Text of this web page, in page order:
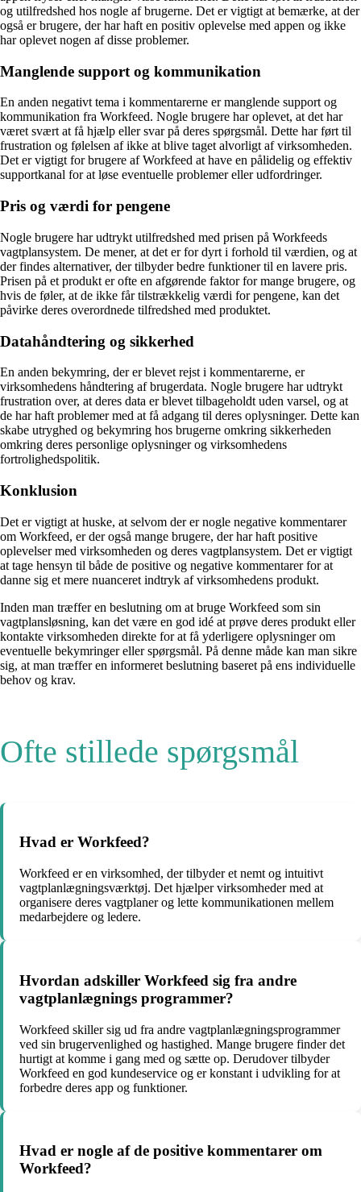
og utilfredshed hos nogle af brugerne. Det er vigtigt at bemærke, at der
også er brugere, der har haft en positiv oplevelse med appen og ikke
har oplevet nogen af disse problemer.
Manglende support og kommunikation
En anden negativt tema i kommentarerne er manglende support og
kommunikation fra Workfeed. Nogle brugere har oplevet, at det har
været svært at få hjælp eller svar på deres spørgsmål. Dette har ført til
frustration og følelsen af ikke at blive taget alvorligt af virksomheden.
Det er vigtigt for brugere af Workfeed at have en pålidelig og effektiv
supportkanal for at løse eventuelle problemer eller udfordringer.
Pris og værdi for pengene
Nogle brugere har udtrykt utilfredshed med prisen på Workfeeds
vagtplansystem. De mener, at det er for dyrt i forhold til værdien, og at
der findes alternativer, der tilbyder bedre funktioner til en lavere pris.
Prisen på et produkt er ofte en afgørende faktor for mange brugere, og
hvis de føler, at de ikke får tilstrækkelig værdi for pengene, kan det
påvirke deres overordnede tilfredshed med produktet.
Datahåndtering og sikkerhed
En anden bekymring, der er blevet rejst i kommentarerne, er
virksomhedens håndtering af brugerdata. Nogle brugere har udtrykt
frustration over, at deres data er blevet tilbageholdt uden varsel, og at
de har haft problemer med at få adgang til deres oplysninger. Dette kan
skabe utryghed og bekymring hos brugerne omkring sikkerheden
omkring deres personlige oplysninger og virksomhedens
fortrolighedspolitik.
Konklusion
Det er vigtigt at huske, at selvom der er nogle negative kommentarer
om Workfeed, er der også mange brugere, der har haft positive
oplevelser med virksomheden og deres vagtplansystem. Det er vigtigt
at tage hensyn til både de positive og negative kommentarer for at
danne sig et mere nuanceret indtryk af virksomhedens produkt.
Inden man træffer en beslutning om at bruge Workfeed som sin
vagtplansløsning, kan det være en god idé at prøve deres produkt eller
kontakte virksomheden direkte for at få yderligere oplysninger om
eventuelle bekymringer eller spørgsmål. På denne måde kan man sikre
sig, at man træffer en informeret beslutning baseret på ens individuelle
behov og krav.
Ofte stillede spørgsmål
Hvad er Workfeed?
Workfeed er en virksomhed, der tilbyder et nemt og intuitivt
vagtplanlægningsværktøj. Det hjælper virksomheder med at
organisere deres vagtplaner og lette kommunikationen mellem
medarbejdere og ledere.
Hvordan adskiller Workfeed sig fra andre
vagtplanlægnings programmer?
Workfeed skiller sig ud fra andre vagtplanlægningsprogrammer
ved sin brugervenlighed og hastighed. Mange brugere finder det
hurtigt at komme i gang med og sætte op. Derudover tilbyder
Workfeed en god kundeservice og er konstant i udvikling for at
forbedre deres app og funktioner.
Hvad er nogle af de positive kommentarer om
Workfeed?